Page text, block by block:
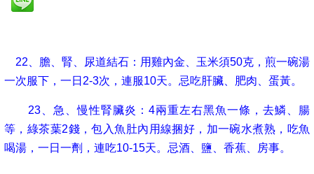
22 、膽、腎、尿道結石：用雞內金、玉米須50克，煎一碗湯
一次服下，一日 2-3次，連服10天。忌吃肝臟、肥肉、蛋黃。
23 、急、慢性腎臟炎： 4兩重左右黑魚一條，去鱗、腸
等，綠茶葉2錢，包入魚肚內用線捆好，加一碗水煮熟，吃魚
喝湯，一日一劑，連吃10-15天。忌酒、鹽、香蕉、房事。